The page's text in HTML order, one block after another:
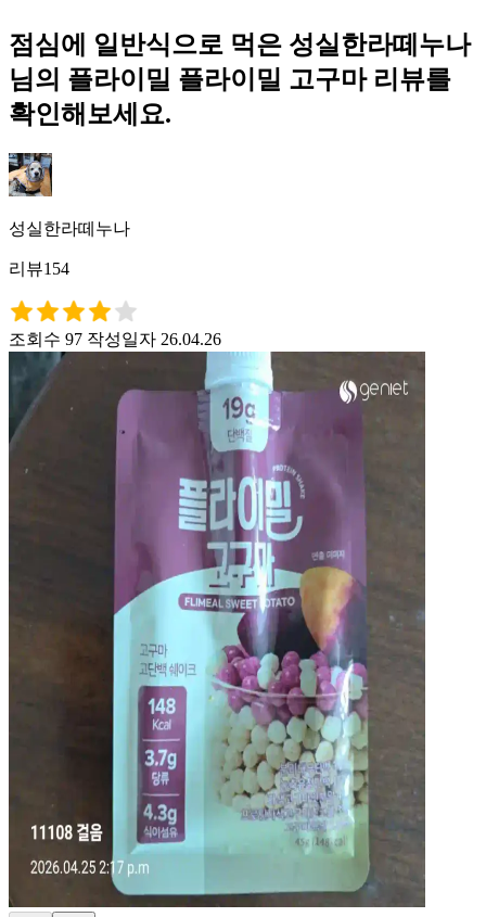
점심에 일반식으로 먹은 성실한라떼누나
님의 플라이밀 플라이밀 고구마 리뷰를
확인해보세요.
성실한라떼누나
리뷰154
조회수 97 작성일자 26.04.26